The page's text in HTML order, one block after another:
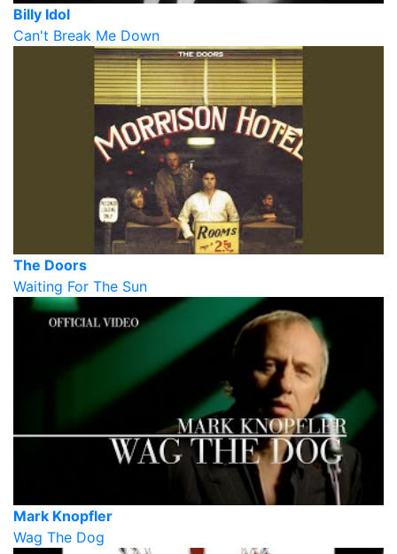
Billy Idol
Can't Break Me Down
The Doors
Waiting For The Sun
Mark Knopfler
Wag The Dog